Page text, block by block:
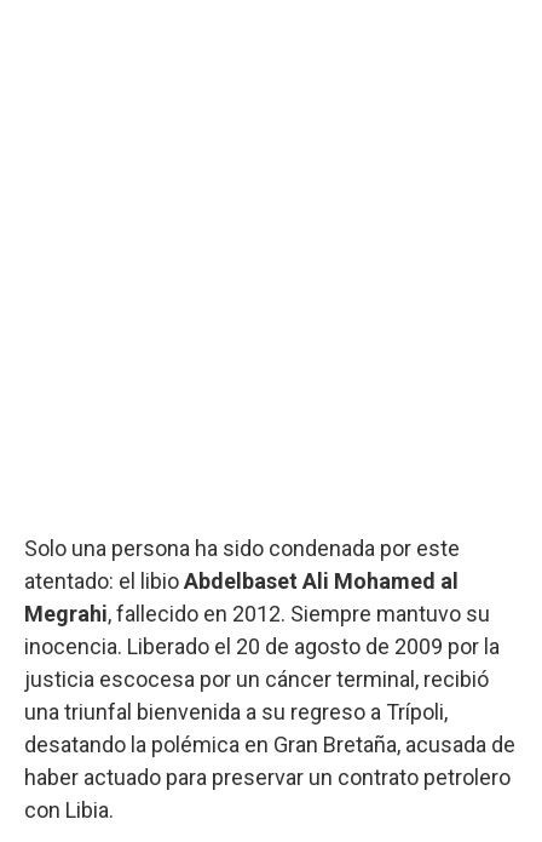
Solo una persona ha sido condenada por este
atentado: el libioAbdelbaset Ali Mohamed al
Megrahi, fallecido en 2012. Siempre mantuvo su
inocencia. Liberado el 20 de agosto de 2009 por la
justicia escocesa por un cáncer terminal, recibió
una triunfal bienvenida a su regreso a Trípoli,
desatando la polémica en Gran Bretaña, acusada de
haber actuado para preservar un contrato petrolero
con Libia.